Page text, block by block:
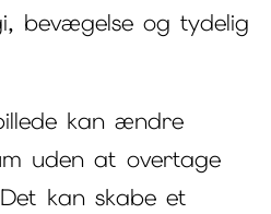
bevægelse og tydelig
kan ændre
uden at overtage
kan skabe et